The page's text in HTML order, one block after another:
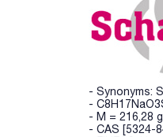
- Synonyms:
-
- M = 216,28
- CAS [5324-